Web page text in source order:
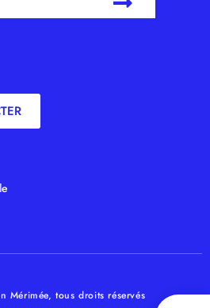
Mérimée, tous droits réservés